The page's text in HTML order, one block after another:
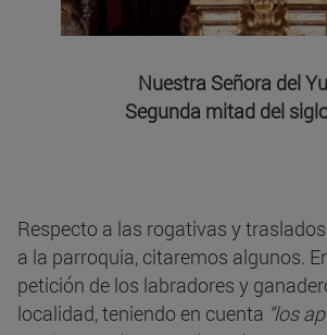
Nuestra Señora del
Segunda mitad del
Respecto a las rogativas y
a la parroquia, citaremos algunos.
petición de los labradores y
localidad, teniendo en cuenta “los